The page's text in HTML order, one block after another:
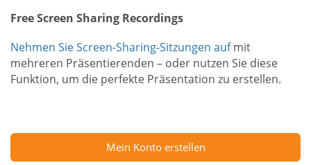
Free Screen Sharing Recordings
Nehmen Sie Screen-Sharing-Sitzungen aufmit
mehreren Präsentierenden – oder nutzen Sie diese
Funktion, um die perfekte Präsentation zu erstellen.
Mein Konto erstellen